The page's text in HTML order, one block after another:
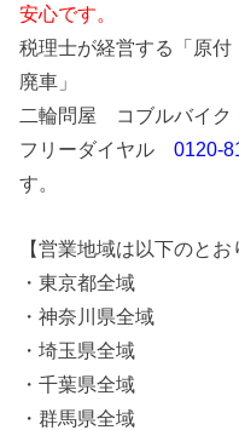
安心です。
税理士が経営する「原付
廃車」
二輪問屋 コブルバイク
フリーダイヤル0120-
す。
【営業地域は以下のとお
・東京都全域
・神奈川県全域
・埼玉県全域
・千葉県全域
・群馬県全域